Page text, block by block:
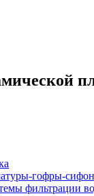
гофры-
фильтрации